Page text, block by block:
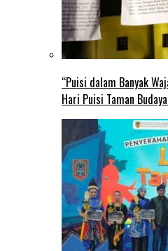
“Puisi dalam Banyak
Hari Puisi Taman